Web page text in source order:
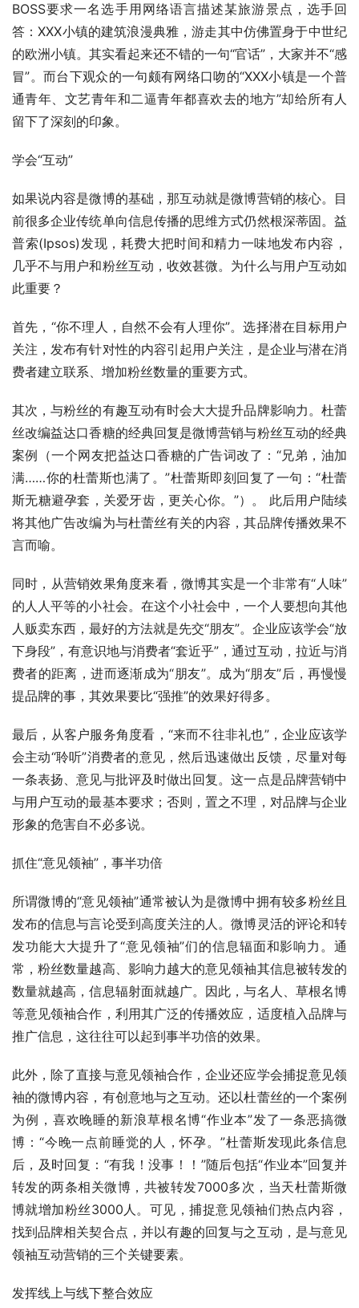
BOSS要求一名选手用网络语言描述某旅游景点，选手回
答：XXX小镇的建筑浪漫典雅，游走其中仿佛置身于中世纪
的欧洲小镇。其实看起来还不错的一句“官话”，大家并不“感
冒”。而台下观众的一句颇有网络口吻的“XXX小镇是一个普
通青年、文艺青年和二逼青年都喜欢去的地方”却给所有人
留下了深刻的印象。
学会“互动”
如果说内容是微博的基础，那互动就是微博营销的核心。目
前很多企业传统单向信息传播的思维方式仍然根深蒂固。益
普索(Ipsos)发现，耗费大把时间和精力一味地发布内容，
几乎不与用户和粉丝互动，收效甚微。为什么与用户互动如
此重要？
首先，“你不理人，自然不会有人理你”。选择潜在目标用户
关注，发布有针对性的内容引起用户关注，是企业与潜在消
费者建立联系、增加粉丝数量的重要方式。
其次，与粉丝的有趣互动有时会大大提升品牌影响力。杜蕾
丝改编益达口香糖的经典回复是微博营销与粉丝互动的经典
案例（一个网友把益达口香糖的广告词改了：“兄弟，油加
满……你的杜蕾斯也满了。”杜蕾斯即刻回复了一句：“杜蕾
斯无糖避孕套，关爱牙齿，更关心你。”）。 此后用户陆续
将其他广告改编为与杜蕾丝有关的内容，其品牌传播效果不
言而喻。
同时，从营销效果角度来看，微博其实是一个非常有“人味”
的人人平等的小社会。在这个小社会中，一个人要想向其他
人贩卖东西，最好的方法就是先交“朋友”。企业应该学会“放
下身段”，有意识地与消费者“套近乎”，通过互动，拉近与消
费者的距离，进而逐渐成为“朋友”。成为“朋友”后，再慢慢
提品牌的事，其效果要比“强推”的效果好得多。
最后，从客户服务角度看，“来而不往非礼也”，企业应该学
会主动“聆听”消费者的意见，然后迅速做出反馈，尽量对每
一条表扬、意见与批评及时做出回复。这一点是品牌营销中
与用户互动的最基本要求；否则，置之不理，对品牌与企业
形象的危害自不必多说。
抓住“意见领袖”，事半功倍
所谓微博的“意见领袖”通常被认为是微博中拥有较多粉丝且
发布的信息与言论受到高度关注的人。微博灵活的评论和转
发功能大大提升了“意见领袖”们的信息辐面和影响力。通
常，粉丝数量越高、影响力越大的意见领袖其信息被转发的
数量就越高，信息辐射面就越广。因此，与名人、草根名博
等意见领袖合作，利用其广泛的传播效应，适度植入品牌与
推广信息，这往往可以起到事半功倍的效果。
此外，除了直接与意见领袖合作，企业还应学会捕捉意见领
袖的微博内容，有创意地与之互动。还以杜蕾丝的一个案例
为例，喜欢晚睡的新浪草根名博“作业本”发了一条恶搞微
博：“今晚一点前睡觉的人，怀孕。”杜蕾斯发现此条信息
后，及时回复：“有我！没事！！”随后包括“作业本”回复并
转发的两条相关微博，共被转发7000多次，当天杜蕾斯微
博就增加粉丝3000人。可见，捕捉意见领袖们热点内容，
找到品牌相关契合点，并以有趣的回复与之互动，是与意见
领袖互动营销的三个关键要素。
发挥线上与线下整合效应